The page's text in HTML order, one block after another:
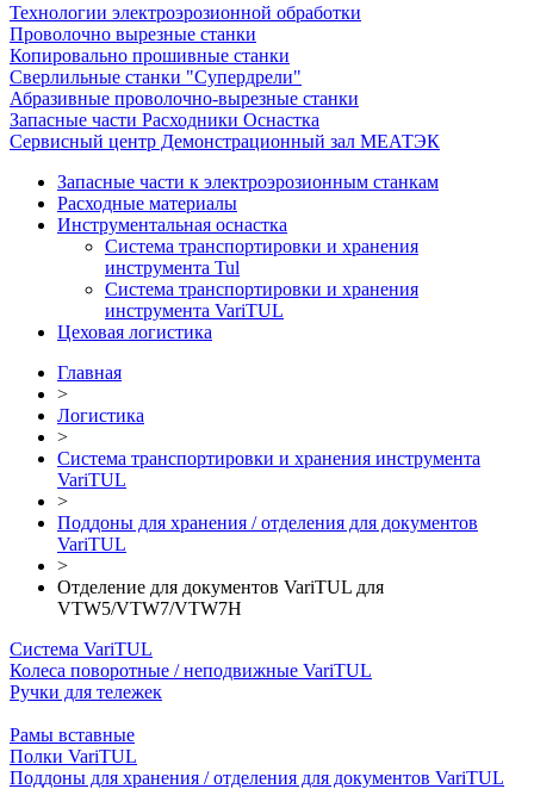
Технологии электроэрозионной обработки
Проволочно вырезные станки
Копировально прошивные станки
Сверлильные станки "Супердрели"
Абразивные проволочно-вырезные станки
Запасные части Расходники Оснастка
Сервисный центр Демонстрационный зал МЕАТЭК
Запасные части к электроэрозионным станкам
Расходные материалы
Инструментальная оснастка
Система транспортировки и хранения
инструмента Tul
Система транспортировки и хранения
инструмента VariTUL
Цеховая логистика
Главная
>
Логистика
>
Система транспортировки и хранения инструмента
VariTUL
>
Поддоны для хранения / отделения для документов
VariTUL
>
Отделение для документов VariTUL для
VTW5/VTW7/VTW7H
Система VariTUL
Колеса поворотные / неподвижные VariTUL
Ручки для тележек
Рамы вставные
Полки VariTUL
Поддоны для хранения / отделения для документов VariTUL